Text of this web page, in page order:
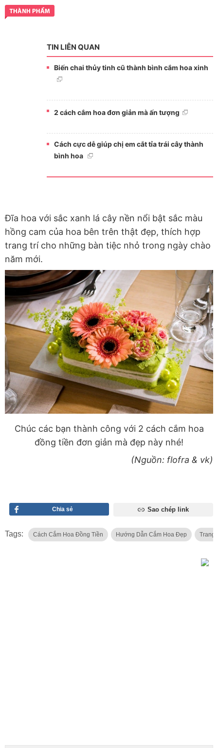
TIN LIÊN QUAN
Biến chai thủy tinh cũ thành bình cắm hoa xinh
2 cách cắm hoa đơn giản mà ấn tượng
Cách cực dễ giúp chị em cắt tỉa trái cây thành
bình hoa
Đĩa hoa với sắc xanh lá cây nền nổi bật sắc màu
hồng cam của hoa bên trên thật đẹp, thích hợp
trang trí cho những bàn tiệc nhỏ trong ngày chào
năm mới.
Chúc các bạn thành công với 2 cách cắm hoa
đồng tiền đơn giản mà đẹp này nhé!
(Nguồn: flofra & vk)
Chia sẻ Sao chép link
Tags: Cách Cắm Hoa Đồng Tiền Hướng Dẫn Cắm Hoa Đẹp Trang